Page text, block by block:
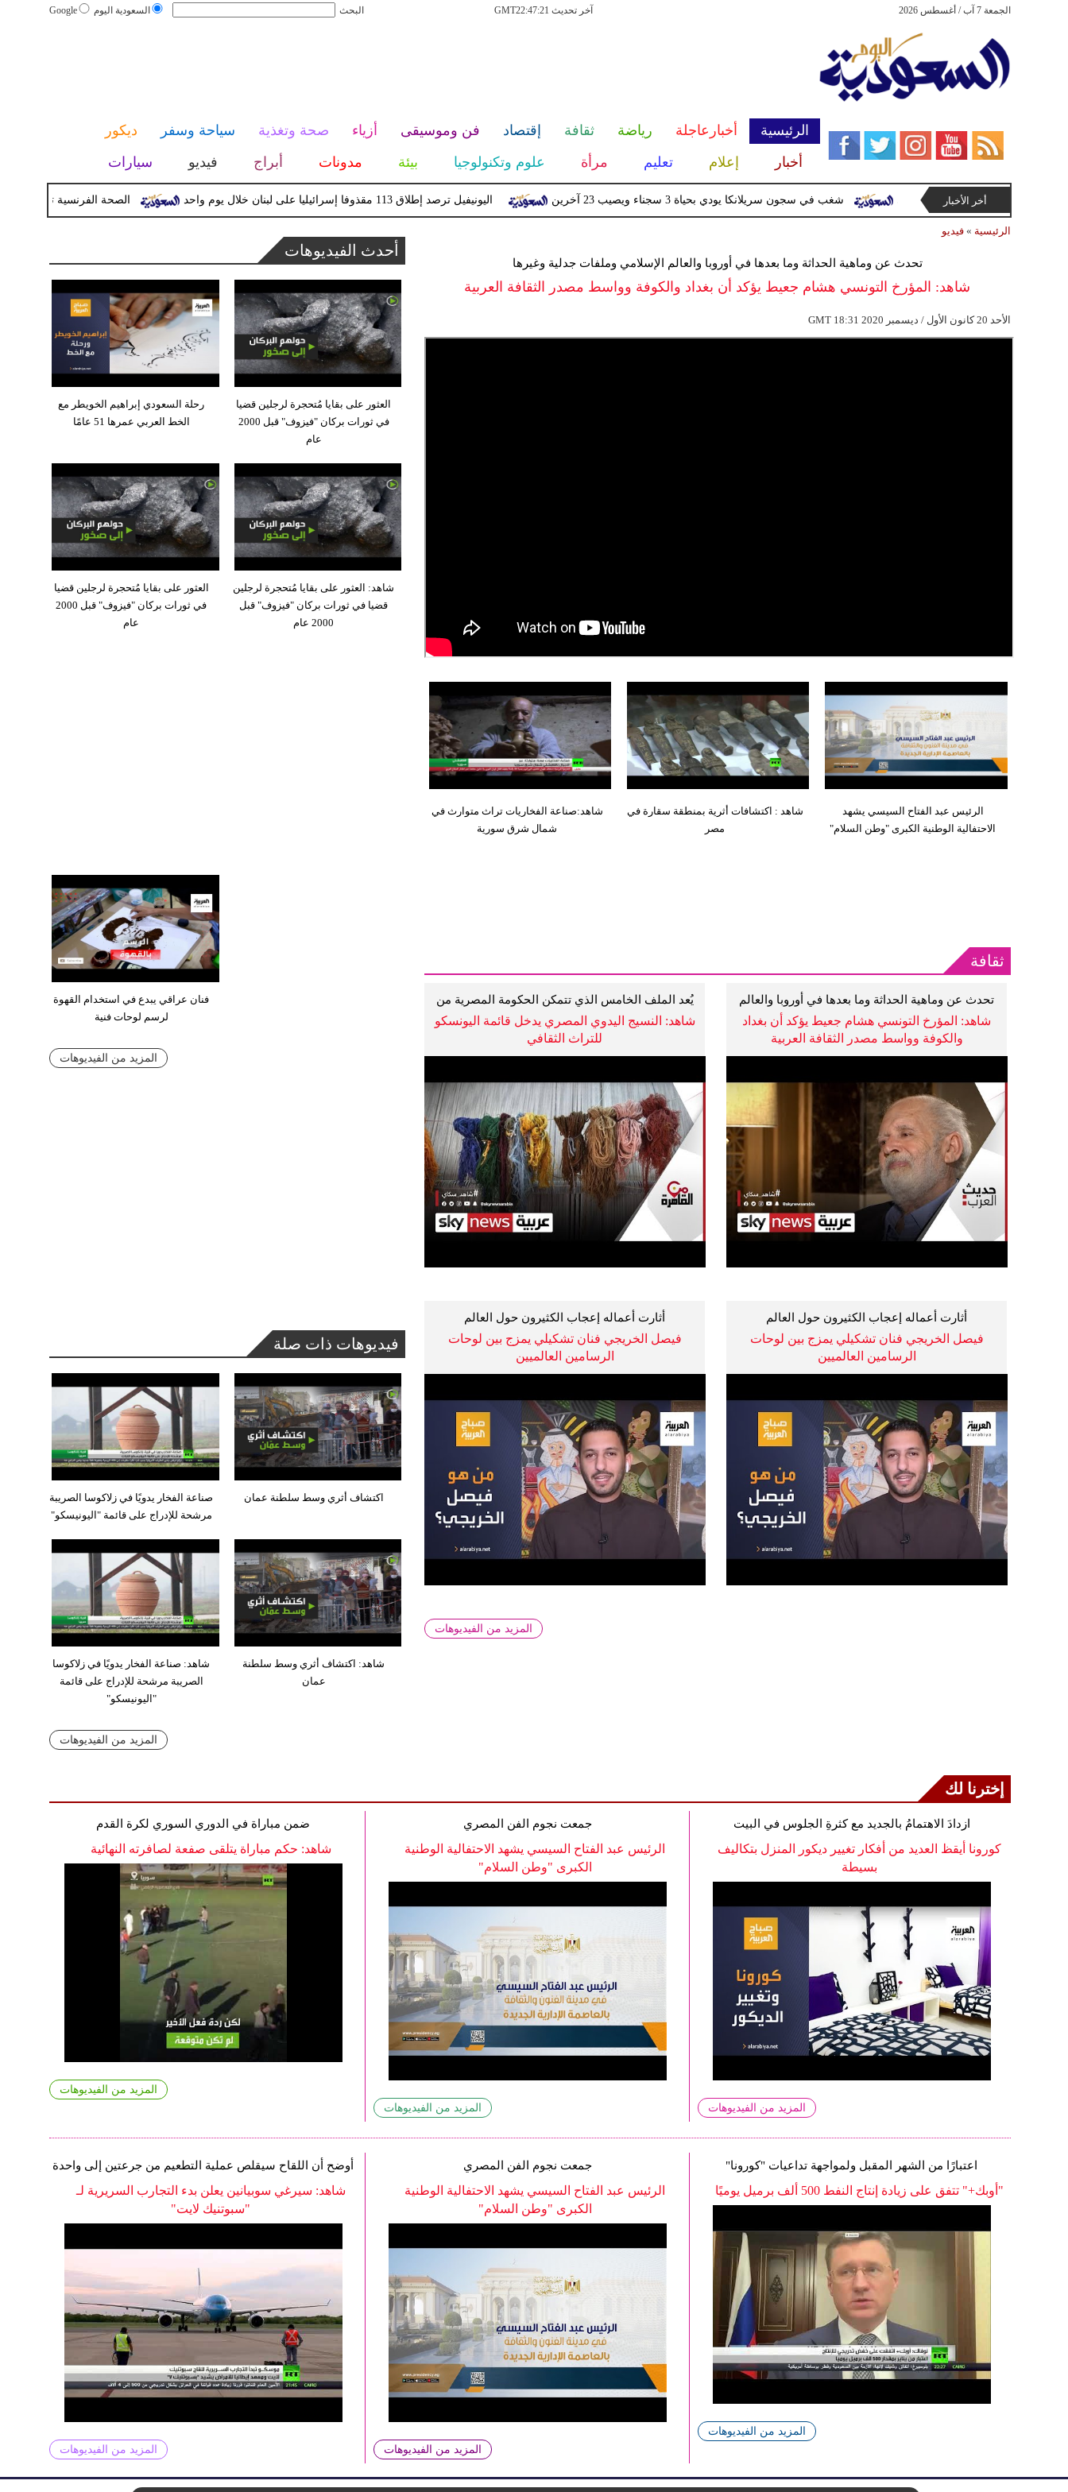
السعودية اليوم Google البحث آخر تحديث GMT22:47:21 الجمعة 7 آب / أغسطس 2026
الرئيسية أخبارعاجلة رياضة ثقافة إقتصاد فن وموسيقى أزياء صحة وتغذية سياحة وسفر
ديكور
أخبار
إعلام تعليم مرأة علوم وتكنولوجيا بيئة مدونات أبراج فيديو سيارات
الصحة الفرنسية تعلن إصابة اليونيفيل ترصد إطلاق 113 مقذوفا إسرائيليا على لبنان خلال يوم واحد شغب في سجون سريلانكا يودي بحياة 3 سجناء ويصيب 23 آخرين الحرس الثوري الإيراني
أخر الأخبار
الرئيسية »فيديو
تحدث عن وماهية الحداثة وما بعدها في أوروبا والعالم الإسلامي وملفات جدلية وغيرها
شاهد: المؤرخ التونسي هشام جعيط يؤكد أن بغداد والكوفة وواسط مصدر الثقافة العربية
GMT 18:31 2020 الأحد 20 كانون الأول / ديسمبر
الرئيس عبد الفتاح السيسي يشهد
الاحتفالية الوطنية الكبرى "وطن السلام"
شاهد : اكتشافات أثرية بمنطقة سقارة في
مصر
شاهد:صناعة الفخاريات تراث متوارث في
شمال شرق سورية
ثقافة
يُعد الملف الخامس الذي تتمكن الحكومة المصرية من
إنجازه
شاهد: النسيج اليدوي المصري يدخل قائمة اليونسكو
للتراث الثقافي
تحدث عن وماهية الحداثة وما بعدها في أوروبا والعالم
الإسلامي وملفات جدلية وغيرها
شاهد: المؤرخ التونسي هشام جعيط يؤكد أن بغداد
والكوفة وواسط مصدر الثقافة العربية
أثارت أعماله إعجاب الكثيرون حول العالم
فيصل الخريجي فنان تشكيلي يمزج بين لوحات
الرسامين العالميين
أثارت أعماله إعجاب الكثيرون حول العالم
فيصل الخريجي فنان تشكيلي يمزج بين لوحات
الرسامين العالميين
المزيد من الفيديوهات
أحدث الفيديوهات
رحلة السعودي إبراهيم الخويطر مع
الخط العربي عمرها 51 عامًا
العثور على بقايا مُتحجرة لرجلين قضيا
في ثورات بركان "فيزوف" قبل 2000
عام
العثور على بقايا مُتحجرة لرجلين قضيا
في ثورات بركان "فيزوف" قبل 2000
عام
شاهد: العثور على بقايا مُتحجرة لرجلين
قضيا في ثورات بركان "فيزوف" قبل
2000 عام
فنان عراقي يبدع في استخدام القهوة
لرسم لوحات فنية
المزيد من الفيديوهات
فيديوهات ذات صلة
صناعة الفخار يدويًا في زلاكوسا الصريبة
مرشحة للإدراج على قائمة "اليونيسكو"
اكتشاف أثري وسط سلطنة عمان
شاهد: صناعة الفخار يدويًا في زلاكوسا
الصريبة مرشحة للإدراج على قائمة
"اليونيسكو"
شاهد: اكتشاف أثري وسط سلطنة
عمان
المزيد من الفيديوهات
إخترنا لك
ضمن مباراة في الدوري السوري لكرة القدم
شاهد: حكم مباراة يتلقى صفعة لصافرته النهائية
المزيد من الفيديوهات
جمعت نجوم الفن المصري
الرئيس عبد الفتاح السيسي يشهد الاحتفالية الوطنية
الكبرى "وطن السلام"
المزيد من الفيديوهات
ازدادَ الاهتمامُ بالجديد مع كثرةِ الجلوس في البيت
كورونا أيقظ العديد من أفكار تغيير ديكور المنزل بتكاليف
بسيطة
المزيد من الفيديوهات
أوضح أن اللقاح سيقلص عملية التطعيم من جرعتين إلى واحدة
شاهد: سيرغي سوبيانين يعلن بدء التجارب السريرية لـ
"سبوتنيك لايت"
المزيد من الفيديوهات
جمعت نجوم الفن المصري
الرئيس عبد الفتاح السيسي يشهد الاحتفالية الوطنية
الكبرى "وطن السلام"
المزيد من الفيديوهات
اعتبارًا من الشهر المقبل ولمواجهة تداعيات "كورونا"
"أوبك+" تتفق على زيادة إنتاج النفط 500 ألف برميل يوميًا
المزيد من الفيديوهات